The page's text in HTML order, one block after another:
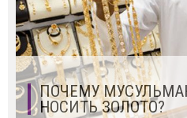
ПОЧЕМУ
НОСИТЬ ЗОЛОТО?